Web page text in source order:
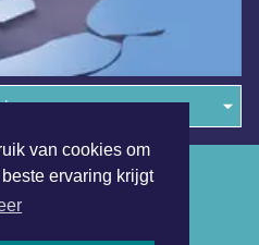
van cookies om
ervaring krijgt